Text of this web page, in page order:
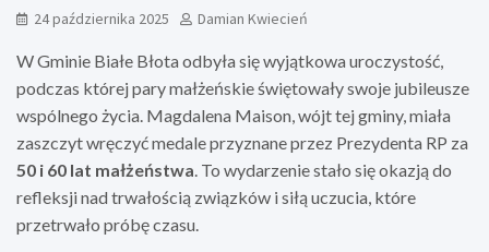
24 października 2025 Damian Kwiecień
W Gminie Białe Błota odbyła się wyjątkowa uroczystość,
podczas której pary małżeńskie świętowały swoje jubileusze
wspólnego życia. Magdalena Maison, wójt tej gminy, miała
zaszczyt wręczyć medale przyznane przez Prezydenta RP za
50 i 60 lat małżeństwa . To wydarzenie stało się okazją do
refleksji nad trwałością związków i siłą uczucia, które
przetrwało próbę czasu.